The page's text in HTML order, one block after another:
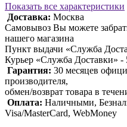
Показать все характеристики
Доставка: Москва
Самовывоз Вы можете
нашего магазина
Пункт выдачи «Служба
Курьер «Служба Доставки» -
Гарантия: 30 месяцев
производителя,
обмен/возврат товара в
Оплата: Наличными,
Visa/MasterCard, WebMoney